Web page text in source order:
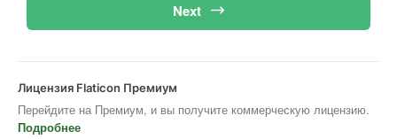
Next
Лицензия Flaticon Премиум
Перейдите на Премиум, и вы получите коммерческую лицензию.
Подробнее